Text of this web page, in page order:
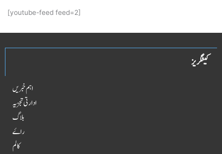
[youtube-feed feed=2]
کیٹگریز
اہم خبریں
ادارتی تجزیہ
بلاگ
راۓ
کالم